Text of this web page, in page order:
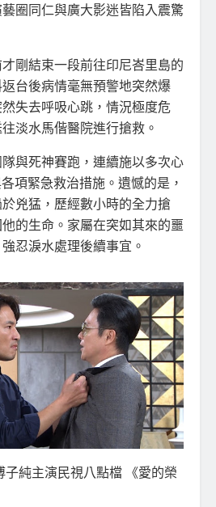
圈同仁與廣大影迷皆陷入震驚
剛結束一段前往印尼峇里島的
台後病情毫無預警地突然爆
失去呼吸心跳，情況極度危
淡水馬偕醫院進行搶救。
與死神賽跑，連續施以多次心
項緊急救治措施。遺憾的是，
兇猛，歷經數小時的全力搶
的生命。家屬在突如其來的噩
忍淚水處理後續事宜。
子純主演民視八點檔 《愛的榮